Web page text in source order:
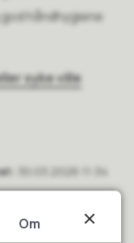
håndhygiene
syke ville
30.03.2026 11:34
Om